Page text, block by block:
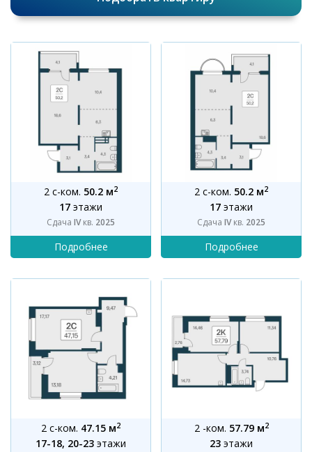
2 с-ком. 50.2 м2
17 этажи
Сдача IVкв. 2025
2 с-ком. 50.2 м2
17 этажи
Сдача IVкв. 2025
2 с-ком. 47.15 м2
17-18, 20-23 этажи
2 -ком. 57.79 м2
23 этажи